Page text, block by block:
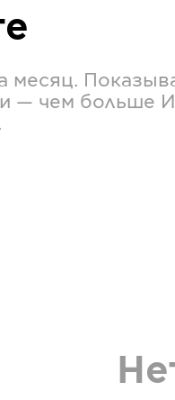
месяц.
— чем больше